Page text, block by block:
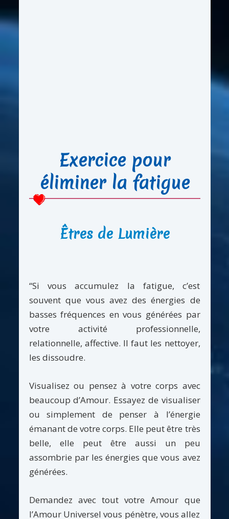
Exercice pour
éliminer la fatigue
Êtres de Lumière
“Si vous accumulez la fatigue, c’est
souvent que vous avez des énergies de
basses fréquences en vous générées par
votre activité professionnelle,
relationnelle, affective. Il faut les nettoyer,
les dissoudre.
Visualisez ou pensez à votre corps avec
beaucoup d’Amour. Essayez de visualiser
ou simplement de penser à l’énergie
émanant de votre corps. Elle peut être très
belle, elle peut être aussi un peu
assombrie par les énergies que vous avez
générées.
Demandez avec tout votre Amour que
l’Amour Universel vous pénètre, vous allez